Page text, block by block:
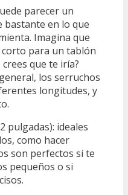
parecer un
bastante en lo que
Imagina que
para un tablón
que te iría?
los serruchos
longitudes, y
pulgadas): ideales
como hacer
son perfectos si te
pequeños o si